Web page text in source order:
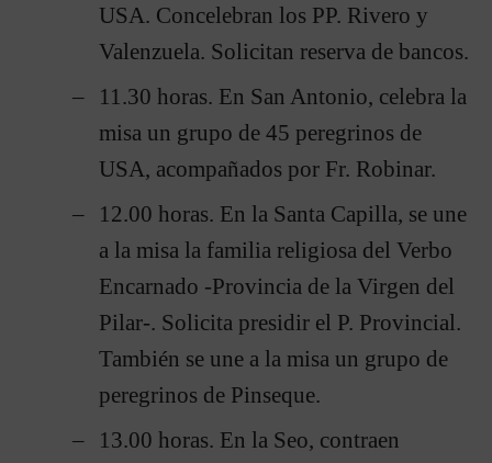
USA. Concelebran los PP. Rivero y
Valenzuela. Solicitan reserva de bancos.
11.30 horas. En San Antonio, celebra la
misa un grupo de 45 peregrinos de
USA, acompañados por Fr. Robinar.
12.00 horas. En la Santa Capilla, se une
a la misa la familia religiosa del Verbo
Encarnado -Provincia de la Virgen del
Pilar-. Solicita presidir el P. Provincial.
También se une a la misa un grupo de
peregrinos de Pinseque.
13.00 horas. En la Seo, contraen